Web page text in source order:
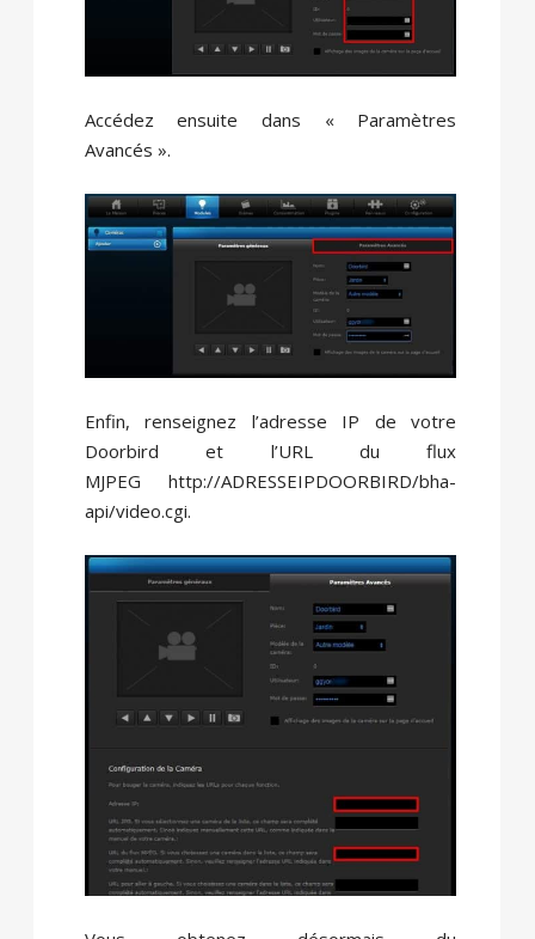
Accédez ensuite dans « Paramètres
Avancés ».
Enfin, renseignez l’adresse IP de votre
Doorbird et l’URL du flux
MJPEG http://ADRESSEIPDOORBIRD/bha-
api/video.cgi.